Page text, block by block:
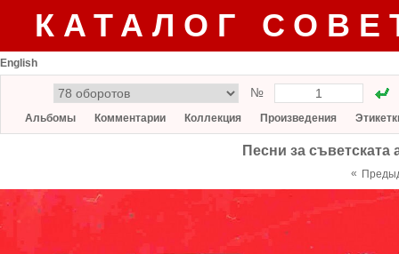
КАТАЛОГ
English
№
Альбомы Комментарии Коллекция Произведения
Песни за
«